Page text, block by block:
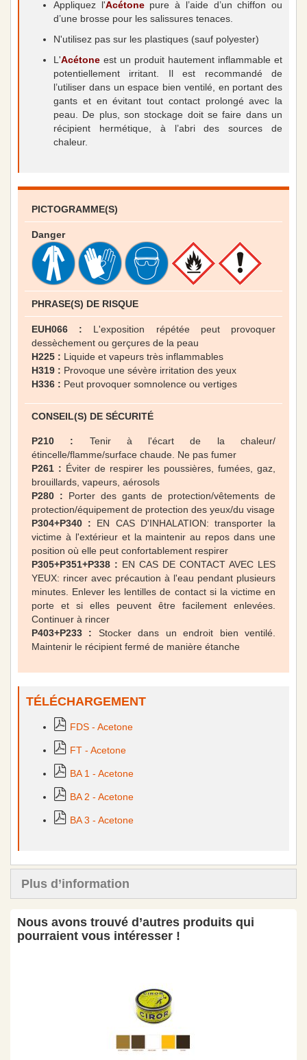
Appliquez l'Acétonepure à l’aide d’un chiffon ou
d’une brosse pour les salissures tenaces.
N'utilisez pas sur les plastiques (sauf polyester)
L'Acétone est un produit hautement inflammable et
potentiellement irritant. Il est recommandé de
l’utiliser dans un espace bien ventilé, en portant des
gants et en évitant tout contact prolongé avec la
peau. De plus, son stockage doit se faire dans un
récipient hermétique, à l’abri des sources de
chaleur.
PICTOGRAMME(S)
Danger
PHRASE(S) DE RISQUE
EUH066 : L'exposition répétée peut provoquer
dessèchement ou gerçures de la peau
H225 : Liquide et vapeurs très inflammables
H319 : Provoque une sévère irritation des yeux
H336 : Peut provoquer somnolence ou vertiges
CONSEIL(S) DE SÉCURITÉ
P210 : Tenir à l'écart de la chaleur/
étincelle/flamme/surface chaude. Ne pas fumer
P261 : Éviter de respirer les poussières, fumées, gaz,
brouillards, vapeurs, aérosols
P280 : Porter des gants de protection/vêtements de
protection/équipement de protection des yeux/du visage
P304+P340 : EN CAS D'INHALATION: transporter la
victime à l'extérieur et la maintenir au repos dans une
position où elle peut confortablement respirer
P305+P351+P338 : EN CAS DE CONTACT AVEC LES
YEUX: rincer avec précaution à l'eau pendant plusieurs
minutes. Enlever les lentilles de contact si la victime en
porte et si elles peuvent être facilement enlevées.
Continuer à rincer
P403+P233 : Stocker dans un endroit bien ventilé.
Maintenir le récipient fermé de manière étanche
TÉLÉCHARGEMENT
FDS - Acetone
FT - Acetone
BA 1 - Acetone
BA 2 - Acetone
BA 3 - Acetone
Plus d’information
Nous avons trouvé d’autres produits qui
pourraient vous intéresser !